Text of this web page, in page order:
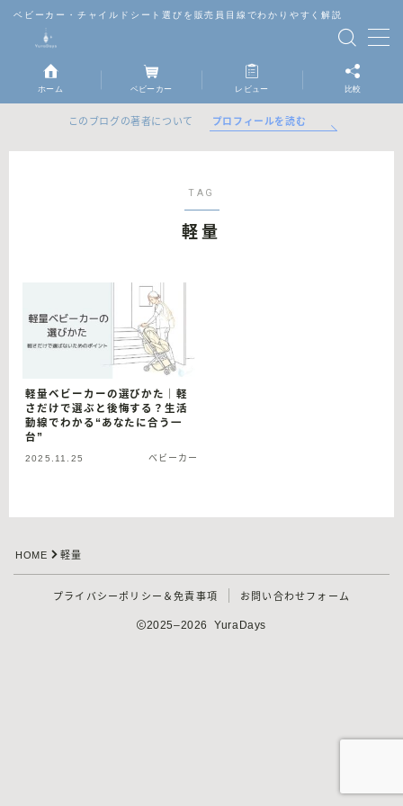
ベビーカー・チャイルドシート選びを販売員目線でわかりやすく解説
MENU
ベビーカー
比較
ホーム ベビーカー レビュー 比較
このブログの著者について プロフィールを読む
TAG
軽量
軽量ベビーカーの選びかた｜軽
さだけで選ぶと後悔する？生活
動線でわかる“あなたに合う一
台”
2025.11.25 ベビーカー
HOME 軽量
プライバシーポリシー＆免責事項 お問い合わせフォーム
2025–2026 YuraDays